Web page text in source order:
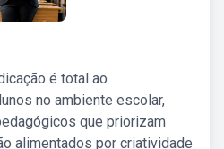
é total ao
no ambiente escolar,
que priorizam
alimentados por criatividade